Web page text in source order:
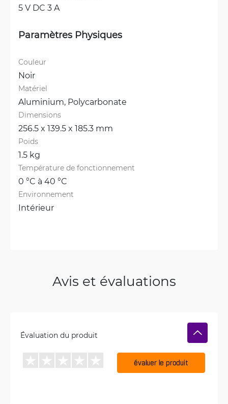
5 V DC 3 A
Paramètres Physiques
Couleur
Noir
Matériel
Aluminium, Polycarbonate
Dimensions
256.5 x 139.5 x 185.3 mm
Poids
1.5 kg
Température de fonctionnement
0 °C à 40 °C
Environnement
Intérieur
Avis et évaluations
Évaluation du produit
évaluer le produit